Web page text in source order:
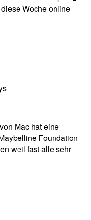
Woche online
Mac hat eine
Foundation
weil fast alle sehr